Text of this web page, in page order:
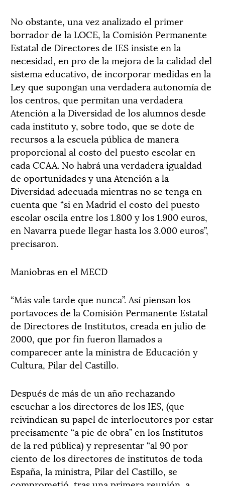
No obstante, una vez analizado el primer
borrador de la LOCE, la Comisión Permanente
Estatal de Directores de IES insiste en la
necesidad, en pro de la mejora de la calidad del
sistema educativo, de incorporar medidas en la
Ley que supongan una verdadera autonomía de
los centros, que permitan una verdadera
Atención a la Diversidad de los alumnos desde
cada instituto y, sobre todo, que se dote de
recursos a la escuela pública de manera
proporcional al costo del puesto escolar en
cada CCAA. No habrá una verdadera igualdad
de oportunidades y una Atención a la
Diversidad adecuada mientras no se tenga en
cuenta que “si en Madrid el costo del puesto
escolar oscila entre los 1.800 y los 1.900 euros,
en Navarra puede llegar hasta los 3.000 euros”,
precisaron.
Maniobras en el MECD
“Más vale tarde que nunca”. Así piensan los
portavoces de la Comisión Permanente Estatal
de Directores de Institutos, creada en julio de
2000, que por fin fueron llamados a
comparecer ante la ministra de Educación y
Cultura, Pilar del Castillo.
Después de más de un año rechazando
escuchar a los directores de los IES, (que
reivindican su papel de interlocutores por estar
precisamente “a pie de obra” en los Institutos
de la red pública) y representar “al 90 por
ciento de los directores de institutos de toda
España, la ministra, Pilar del Castillo, se